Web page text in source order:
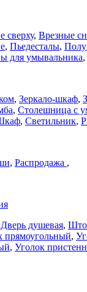
сверху, Врезные
, Пьедесталы,
для умывальника,
, Зеркало-шкаф,
, Столешница с
, Светильник,
, Распродажа ,
Дверь душевая,
прямоугольный,
, Уголок